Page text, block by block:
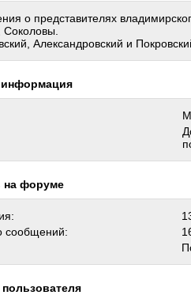
о представителях
Александровский и
информация
на форуме
сообщений:
пользователя